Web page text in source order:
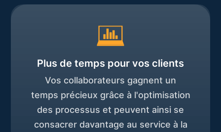
Plus de temps pour vos clients
Vos collaborateurs gagnent un
temps précieux grâce à l'optimisation
des processus et peuvent ainsi se
consacrer davantage au service à la